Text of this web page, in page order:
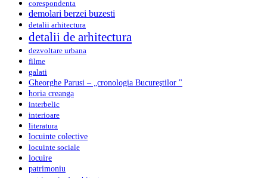
corespondenta
demolari berzei buzesti
detalii arhitectura
detalii de arhitectura
dezvoltare urbana
filme
galati
Gheorghe Parusi – „cronologia Bucureştilor "
horia creanga
interbelic
interioare
literatura
locuinte colective
locuinte sociale
locuire
patrimoniu